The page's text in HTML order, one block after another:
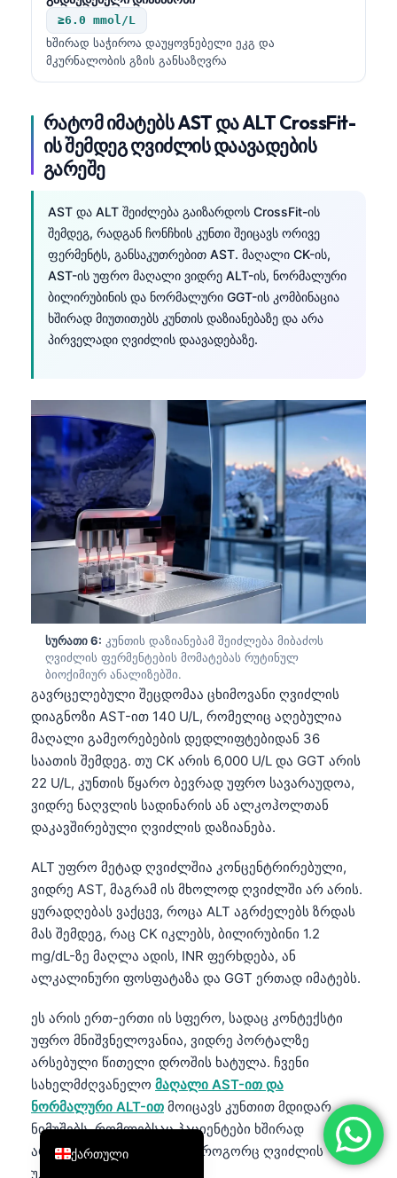
≥6.0 mmol/L
ხშირად საჭიროა დაუყოვნებელი ეკგ და
მკურნალობის გზის განსაზღვრა
რატომ იმატებს AST და ALT CrossFit-
ის შემდეგ ღვიძლის დაავადების
გარეშე
AST და ALT შეიძლება გაიზარდოს CrossFit-ის
შემდეგ, რადგან ჩონჩხის კუნთი შეიცავს ორივე
ფერმენტს, განსაკუთრებით AST. მაღალი CK-ის,
AST-ის უფრო მაღალი ვიდრე ALT-ის, ნორმალური
ბილირუბინის და ნორმალური GGT-ის კომბინაცია
ხშირად მიუთითებს კუნთის დაზიანებაზე და არა
პირველადი ღვიძლის დაავადებაზე.
სურათი 6: კუნთის დაზიანებამ შეიძლება მიბაძოს
ღვიძლის ფერმენტების მომატებას რუტინულ
ბიოქიმიურ ანალიზებში.
გავრცელებული შეცდომაა ცხიმოვანი ღვიძლის
დიაგნოზი AST-ით 140 U/L, რომელიც აღებულია
მაღალი გამეორებების დედლიფტებიდან 36
საათის შემდეგ. თუ CK არის 6,000 U/L და GGT არის
22 U/L, კუნთის წყარო ბევრად უფრო სავარაუდოა,
ვიდრე ნაღვლის სადინარის ან ალკოჰოლთან
დაკავშირებული ღვიძლის დაზიანება.
ALT უფრო მეტად ღვიძლშია კონცენტრირებული,
ვიდრე AST, მაგრამ ის მხოლოდ ღვიძლში არ არის.
ყურადღებას ვაქცევ, როცა ALT აგრძელებს ზრდას
მას შემდეგ, რაც CK იკლებს, ბილირუბინი 1.2
mg/dL-ზე მაღლა ადის, INR ფერხდება, ან
ალკალინური ფოსფატაზა და GGT ერთად იმატებს.
ეს არის ერთ-ერთი ის სფერო, სადაც კონტექსტი
უფრო მნიშვნელოვანია, ვიდრე პორტალზე
არსებული წითელი დროშის ხატულა. ჩვენი
სახელმძღვანელო მაღალი AST-ით და
ნორმალური ALT-ით მოიცავს კუნთით მდიდარ
ნიმუშებს, რომლებსაც პაციენტები ხშირად
არასწორად კითხულობენ როგორც ღვიძლის
უკმარისობას.
ქართული
English
Deutsch
العربية
Français
Italiano
Español
Português
Ελληνικά
Türkçe
Română
简体中文
فارسی
Български
Dansk
Nederlands
हिन्दी
Bahasa Indonesia
Հայերեն
Íslenska
Српски језик
Svenska
Bosanski
Azərbaycan dili
Eesti
Русский
Lietuvių kalba
Polski
한국어
Slovenščina
Shqip
বাংলা
मराठी
తెలుగు
தமிழ்